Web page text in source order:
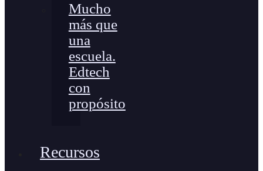
Mucho
más que
una
escuela.
Edtech
con
propósito
Recursos